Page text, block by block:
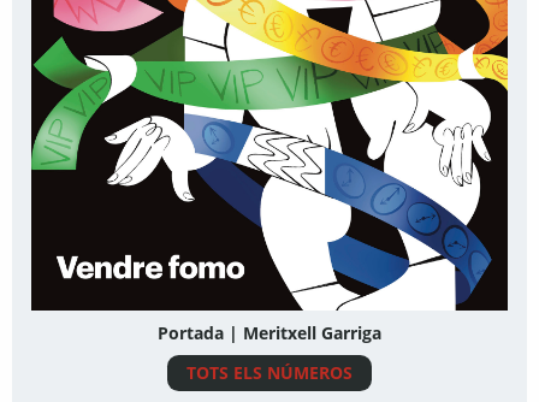
Portada | Meritxell Garriga
TOTS ELS NÚMEROS